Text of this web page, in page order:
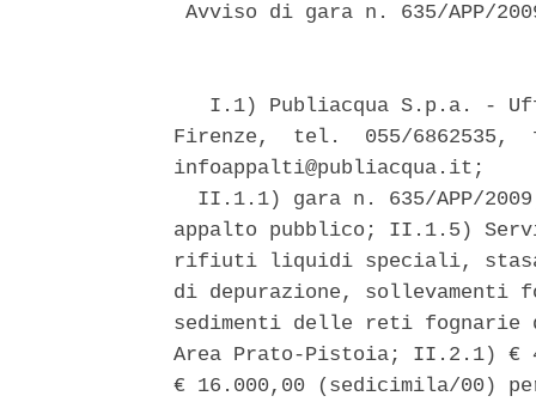
Avviso di gara n. 635/APP/
I.1) Publiacqua S.p.a. -
Firenze,  tel.  055/6862535,
infoappalti@publiacqua.it;
II.1.1) gara n. 635/APP/
appalto pubblico; II.1.5)
rifiuti liquidi speciali,
di depurazione, sollevamenti
sedimenti delle reti
Area Prato-Pistoia; II.2.1) €
€ 16.000,00 (sedicimila/00)